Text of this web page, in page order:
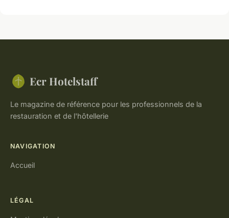
Ecr Hotelstaff
Le magazine de référence pour les professionnels de la
restauration et de l'hôtellerie
NAVIGATION
Accueil
LÉGAL